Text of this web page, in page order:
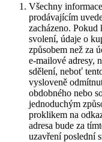
Všechny
prodávajícím
zacházeno.
svolení, údaje o
způsobem než za
e-mailové adresy,
sdělení, neboť
vysloveně
obdobného nebo
jednoduchým
proklikem na
adresa bude za
uzavření poslední